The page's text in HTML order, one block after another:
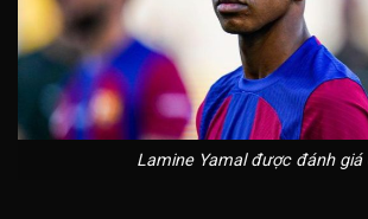
Lamine Yamal được đánh giá